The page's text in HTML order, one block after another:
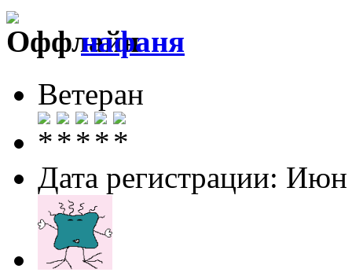
нафаня
Ветеран
Дата регистрации: